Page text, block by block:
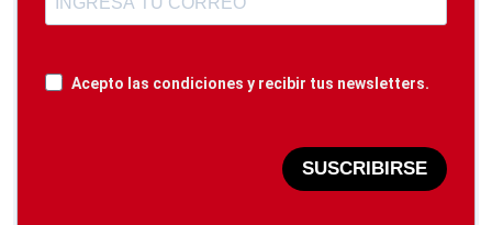
Acepto las condiciones y recibir tus newsletters.
SUSCRIBIRSE